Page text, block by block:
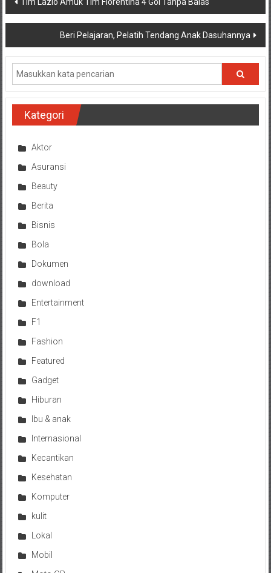
pos
Tim Lazio Amuk Tim Fiorentina 4 Gol Tanpa Balas
Beri Pelajaran, Pelatih Tendang Anak Dasuhannya
Kategori
Aktor
Asuransi
Beauty
Berita
Bisnis
Bola
Dokumen
download
Entertainment
F1
Fashion
Featured
Gadget
Hiburan
Ibu & anak
Internasional
Kecantikan
Kesehatan
Komputer
kulit
Lokal
Mobil